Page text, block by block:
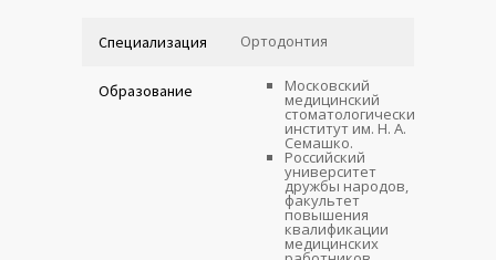
Специализация Ортодонтия
Образование Московский
медицинский
стоматологический
институт им. Н. А.
Семашко.
Российский
университет
дружбы народов,
факультет
повышения
квалификации
медицинских